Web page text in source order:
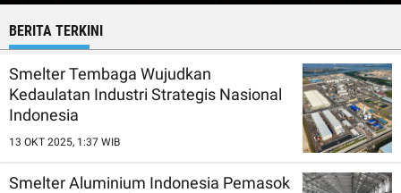
BERITA TERKINI
Smelter Tembaga Wujudkan
Kedaulatan Industri Strategis Nasional
Indonesia
13 OKT 2025, 1:37 WIB
Smelter Aluminium Indonesia Pemasok